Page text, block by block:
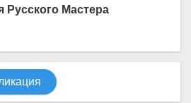
Русского Мастера